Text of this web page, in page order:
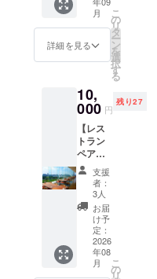
予めご
了承く
ださ
い。
ポスト
カバー
株式会
社豊田
スタジ
バック
ネット
豊田ス
タジア
ム ゴー
ルポス
トカ
バー
TOYOT
A
STADIU
一、天
災など
のやむ
いま
す。予
めご了
承くだ
さい。
※ベンチ
のの所
有権を
譲渡す
るもの
ではあ
りませ
ん。 ※
万が
一、天
災など
のやむ
を得な
い理由
で掲出
場所、
④HP内
特設
ページ
へのデ
ジタル
じ内容
にて御
芳名い
たしま
す。 ⑤
サンク
スレ
ター ☆
支援
時、必
ず備考
欄に希
望され
るベン
チ記銘
ござい
ます。
③HP内
特設
ページ
芳名
※②と同
じ内容
にて芳
名いた
しま
す。 ④
サンク
スレ
ター ☆
支援
時、必
ず備考
欄に希
望され
パーク
ティ
ガーデ
ポー
ター ・
個人プ
ラン 】
10,000
円のリ
ターン
と同じ
内容に
なりま
す。
ず備考
欄に希
るHPへ
の御芳
ご記入
くださ
い。
掲載希
望がな
い場合
は、
「掲載
不要」
とご記
入くだ
さい。
このリ
ターン
②HP内
特設
へのデ
ジタル
じもの
を掲出
いたし
ます。
③サン
クスレ
ター ☆
支援
時、必
ず備考
欄に希
望され
る各HP
への御
さい。
このリ
ターン
は≪全
パーク
応援
コース
5,000
円、
10,000
円のリ
ターン
と同じ
内容に
なりま
す。
☆支援
時、必
ず備考
欄に希
名のお
名前を
くださ
い。
掲載希
望がな
い場合
は、
「掲載
不要」
とご記
入くだ
さい。
このリ
だただ
応援し
たい！
という
方の
謝の気
持ちを
込め
て、お
礼の
メッ
セージ
をお送
りし、
HPにお
名前を
掲載し
ます。
☆支援
時、必
月
詳細を見る
こ
の
リ
タ
ー
ン
を
選
択
す
る
10,
000 円
残り27
【レス
トラン
ペア食
事券】
〈リ
ター
ン〉 ①
矢作川
や豊田
大橋を
望む豊
田スタ
支援
者：
3人
お届
け予
定：
2026
年08
月
こ
の
リ